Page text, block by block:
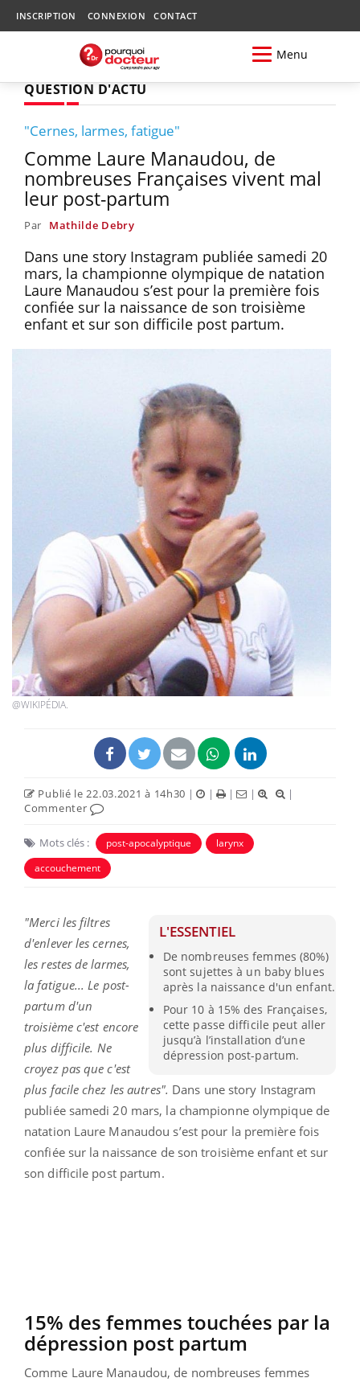
INSCRIPTION CONNEXION CONTACT
Menu
QUESTION D'ACTU
"Cernes, larmes, fatigue"
Comme Laure Manaudou, de
nombreuses Françaises vivent mal
leur post-partum
Par Mathilde Debry
Dans une story Instagram publiée samedi 20
mars, la championne olympique de natation
Laure Manaudou s’est pour la première fois
confiée sur la naissance de son troisième
enfant et sur son difficile post partum.
@WIKIPÉDIA.
Publié le 22.03.2021 à 14h30 | | | |
|
Commenter
Mots clés : post-apocalyptique
larynx
accouchement
L'ESSENTIEL
De nombreuses femmes (80%)
sont sujettes à un baby blues
après la naissance d'un enfant.
Pour 10 à 15% des Françaises,
cette passe difficile peut aller
jusqu’à l’installation d’une
dépression post-partum.
"Merci les filtres
d'enlever les cernes,
les restes de larmes,
la fatigue... Le post-
partum d'un
troisième c'est encore
plus difficile. Ne
croyez pas que c'est
plus facile chez les autres". Dans une story Instagram
publiée samedi 20 mars, la championne olympique de
natation Laure Manaudou s’est pour la première fois
confiée sur la naissance de son troisième enfant et sur
son difficile post partum.
15% des femmes touchées par la
dépression post partum
Comme Laure Manaudou, de nombreuses femmes